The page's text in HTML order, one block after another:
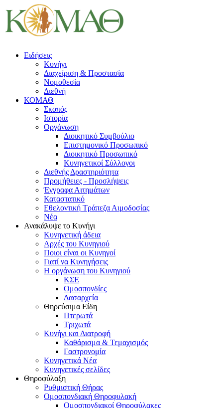
Ειδήσεις
Κυνήγι
Διαχείριση & Προστασία
Νομοθεσία
Διεθνή
ΚΟΜΑΘ
Σκοπός
Ιστορία
Οργάνωση
Διοικητικό Συμβούλιο
Επιστημονικό Προσωπικό
Διοικητικό Προσωπικό
Κυνηγετικοί Σύλλογοι
Διεθνής Δραστηριότητα
Προμήθειες - Προσλήψεις
Έγγραφα Αιτημάτων
Καταστατικό
Εθελοντική Τράπεζα Αιμοδοσίας
Νέα
Ανακάλυψε το Κυνήγι
Κυνηγετική άδεια
Αρχές του Κυνηγιού
Ποιοι είναι οι Κυνηγοί
Γιατί να Κυνηγήσεις
Η οργάνωση του Κυνηγιού
ΚΣΕ
Ομοσπονδίες
Δασαρχεία
Θηρεύσιμα Είδη
Πτερωτά
Τριχωτά
Κυνήγι και Διατροφή
Καθάρισμα & Τεμαχισμός
Γαστρονομία
Κυνηγετικά Νέα
Κυνηγετικές σελίδες
Θηροφύλαξη
Ρυθμιστική Θήρας
Ομοσπονδιακή Θηροφυλακή
Oμοσπονδιακοί Θηροφύλακες